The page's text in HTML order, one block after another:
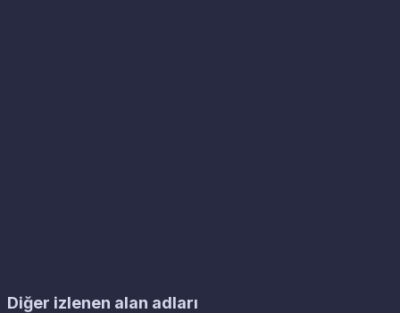
Diğer izlenen alan adları